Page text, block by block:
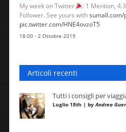
My week on Twitter
: 1 Mention,
Follower. See yours with
pic.twitter.com/HNE4ovzoT5
18:00 · 2 Ottobre 2019
Articoli recenti
Tutti i consigli per
Luglio 18th | byAndrea